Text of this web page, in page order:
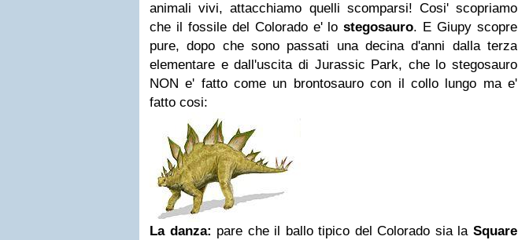
animali vivi, attacchiamo quelli scomparsi! Cosi' scopriamo
che il fossile del Colorado e' lostegosauro. E Giupy scopre
pure, dopo che sono passati una decina d'anni dalla terza
elementare e dall'uscita di Jurassic Park, che lo stegosauro
NON e' fatto come un brontosauro con il collo lungo ma e'
fatto cosi:
La danza: pare che il ballo tipico del Colorado sia laSquare